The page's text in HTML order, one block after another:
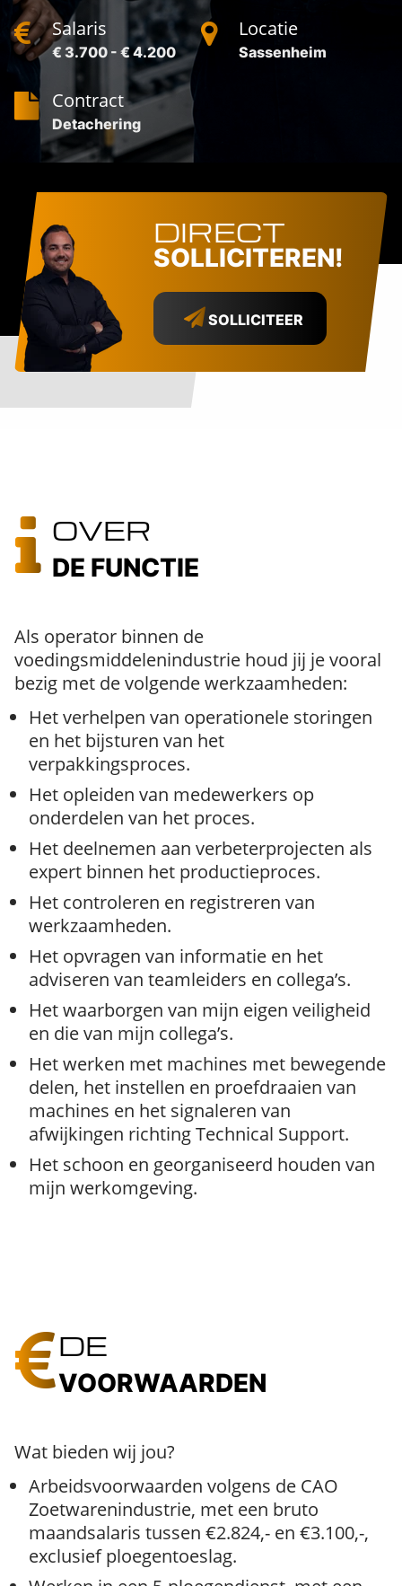
Salaris
€ 3.700 - € 4.200
Locatie
Sassenheim
Contract
Detachering
DIRECT
SOLLICITEREN!
SOLLICITEER
OVER
DE FUNCTIE
Als operator binnen de
voedingsmiddelenindustrie houd jij je vooral
bezig met de volgende werkzaamheden:
Het verhelpen van operationele storingen
en het bijsturen van het
verpakkingsproces.
Het opleiden van medewerkers op
onderdelen van het proces.
Het deelnemen aan verbeterprojecten als
expert binnen het productieproces.
Het controleren en registreren van
werkzaamheden.
Het opvragen van informatie en het
adviseren van teamleiders en collega’s.
Het waarborgen van mijn eigen veiligheid
en die van mijn collega’s.
Het werken met machines met bewegende
delen, het instellen en proefdraaien van
machines en het signaleren van
afwijkingen richting Technical Support.
Het schoon en georganiseerd houden van
mijn werkomgeving.
DE
VOORWAARDEN
Wat bieden wij jou?
Arbeidsvoorwaarden volgens de CAO
Zoetwarenindustrie, met een bruto
maandsalaris tussen €2.824,- en €3.100,-,
exclusief ploegentoeslag.